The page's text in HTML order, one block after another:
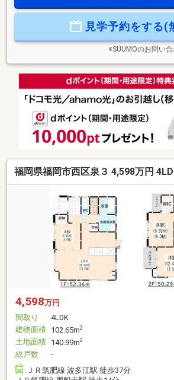
でなく、デメリットもご説明いたします。
物件探しからアフターフォローを担当者さ
の準備をお手伝いさせて頂きます。
見学予約をする(
※SUUMOのお問い
福岡県福岡市西区泉３ 4,598万円
4,598万円
間取り
4LDK
建物面積 102.65m2
土地面積 140.99m2
総戸数
-
ＪＲ筑肥線 波多江駅 徒歩37分